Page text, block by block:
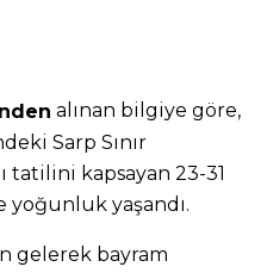
alınan bilgiye göre,
Sarp Sınır
tatilini kapsayan 23-31
yoğunluk yaşandı.
gelerek bayram